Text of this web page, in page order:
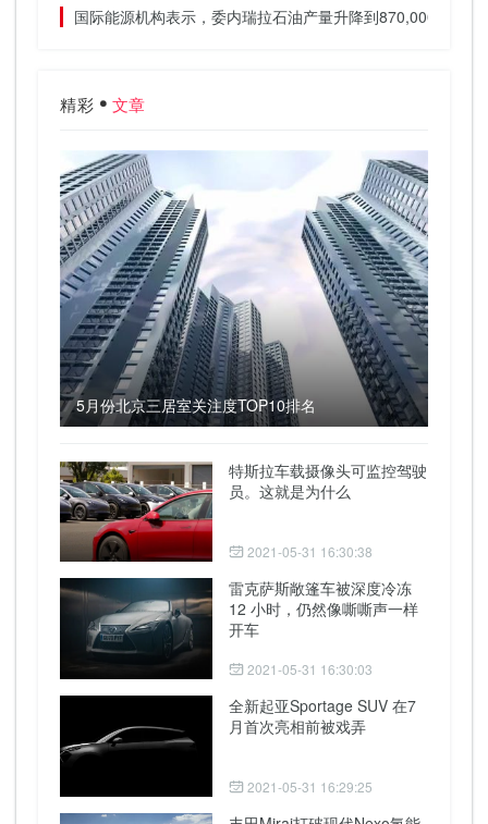
国际能源机构表示，委内瑞拉石油产量升降到870,000桶内
精彩 文章
5月份北京三居室关注度TOP10排名
特斯拉车载摄像头可监控驾驶
员。这就是为什么
2021-05-31 16:30:38
雷克萨斯敞篷车被深度冷冻
12 小时，仍然像嘶嘶声一样
开车
2021-05-31 16:30:03
全新起亚Sportage SUV 在7
月首次亮相前被戏弄
2021-05-31 16:29:25